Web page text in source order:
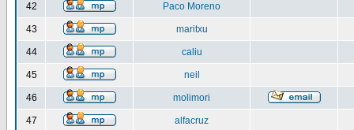
42 Paco Moreno
43 maritxu
44 caliu
45 neil
46 molimori
47 alfacruz